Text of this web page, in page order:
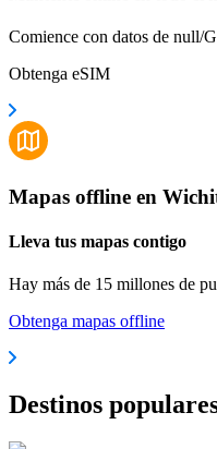
Comience con datos de null/
Obtenga eSIM
Mapas offline en
Lleva tus mapas contigo
Hay más de 15 millones de
Obtenga mapas offline
Destinos